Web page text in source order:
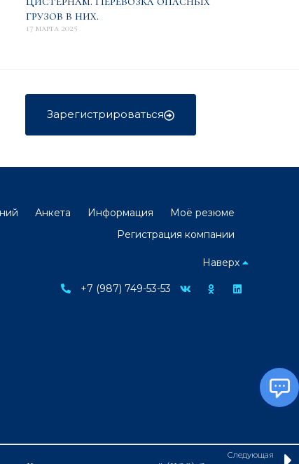
грузов в них.
17 марта 2025
Следующая
Зарегистрироваться
Анкета Информация
Моё резюме
Регистрация компании
Наверх
+7 (987) 749-53-53